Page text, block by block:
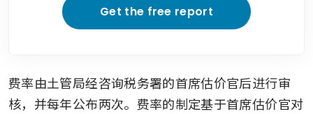
Get the free report
费率由土管局经咨询税务署的首席估价官后进行审
核，并每年公布两次。费率的制定基于首席估价官对